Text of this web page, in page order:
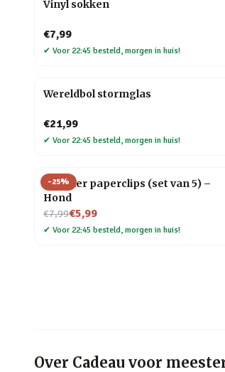
Vinyl sokken
€7,99
✔ Voor 22:45 besteld, morgen in huis!
Wereldbol stormglas
€21,99
✔ Voor 22:45 besteld, morgen in huis!
-25%
Huisdier paperclips (set van 5) –
Hond
€7,99
Nu voor€5,99
✔ Voor 22:45 besteld, morgen in huis!
Over Cadeau voor